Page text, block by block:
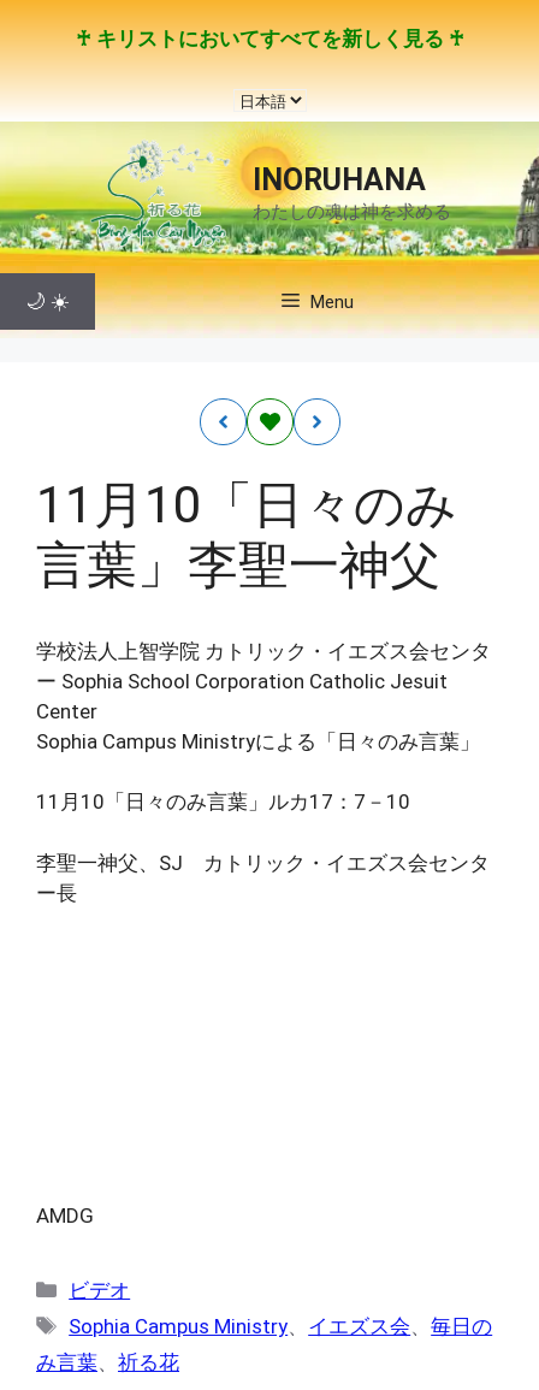
コ
ン
テ
ン
へ
ス
キ
ッ
♰ キリストにおいてすべてを新しく見る ♰
言
語
を
選
択
INORUHANA
わたしの魂は神を求める
🌙 ☀️ Menu
11月10「日々のみ
言葉」李聖一神父
学校法人上智学院 カトリック・イエズス会センタ
ー Sophia School Corporation Catholic Jesuit
Center
Sophia Campus Ministryによる「日々のみ言葉」
11月10「日々のみ言葉」ルカ17：7－10
李聖一神父、SJ カトリック・イエズス会センタ
ー長
AMDG
カ
テ
リ
ビデオ
タ
グ
Sophia Campus Ministry、 イエズス会、毎日の
み言葉、 祈る花